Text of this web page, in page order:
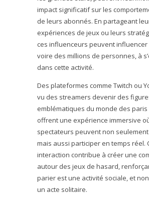
impact significatif sur les
de leurs abonnés. En partageant
expériences de jeux ou leurs
ces influenceurs peuvent influencer
voire des millions de personnes, à
dans cette activité.
Des plateformes comme Twitch ou
vu des streamers devenir des
emblématiques du monde des paris
offrent une expérience immersive
spectateurs peuvent non
mais aussi participer en temps réel.
interaction contribue à créer une
autour des jeux de hasard,
parier est une activité sociale, et
un acte solitaire.